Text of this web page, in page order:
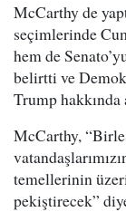
McCarthy de
seçimlerinde
hem de
belirtti ve
Trump hakkında
McCarthy,
temellerinin
pekiştirecek”